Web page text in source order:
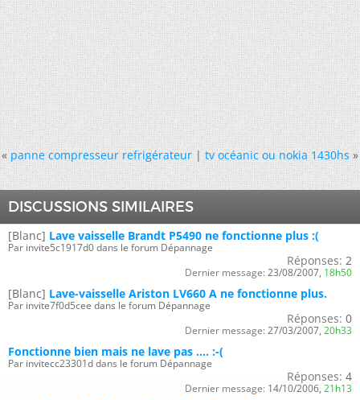
« panne compresseur refrigérateur|tv océanic ou nokia 1430hs »
DISCUSSIONS SIMILAIRES
[Blanc] Lave vaisselle Brandt P5490 ne fonctionne plus :(
Par invite5c1917d0 dans le forum Dépannage
Réponses: 2
Dernier message: 23/08/2007, 18h50
[Blanc] Lave-vaisselle Ariston LV660 A ne fonctionne plus.
Par invite7f0d5cee dans le forum Dépannage
Réponses: 0
Dernier message: 27/03/2007, 20h33
Fonctionne bien mais ne lave pas .... :-(
Par invitecc23301d dans le forum Dépannage
Réponses: 4
Dernier message: 14/10/2006, 21h13